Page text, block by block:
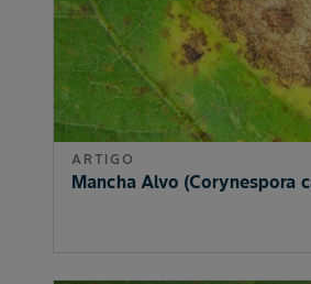
ARTIGO
Mancha Alvo (Corynespora